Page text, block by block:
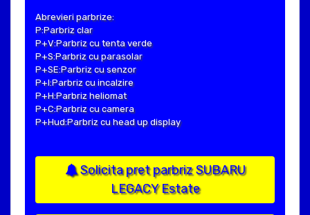
Abrevieri parbrize:
P:Parbriz clar
P+V:Parbriz cu tenta verde
P+S:Parbriz cu parasolar
P+SE:Parbriz cu senzor
P+I:Parbriz cu incalzire
P+H:Parbriz heliomat
P+C:Parbriz cu camera
P+Hud:Parbriz cu head up display
Solicita pret parbriz SUBARU
LEGACY Estate